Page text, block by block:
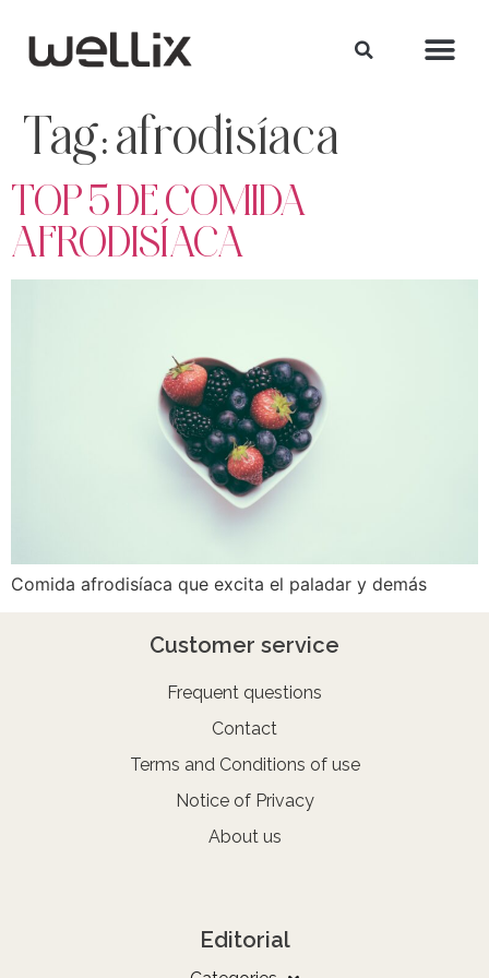
Tag:afrodisíaca
TOP 5 DE COMIDA
AFRODISÍACA
Comida afrodisíaca que excita el paladar y demás
Customer service
Frequent questions
Contact
Terms and Conditions of use
Notice of Privacy
About us
Editorial